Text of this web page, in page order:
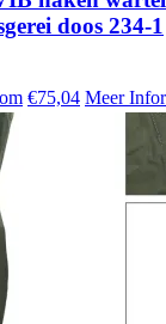
doos 234-1
€75,04 Meer